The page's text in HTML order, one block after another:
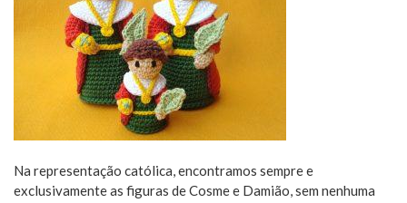
Na representação católica, encontramos sempre e
exclusivamente as figuras de Cosme e Damião, sem nenhuma